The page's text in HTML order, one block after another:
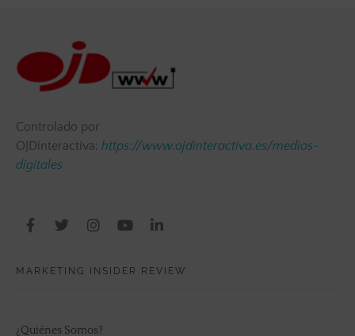
Controlado por
OJDinteractiva: https://www.ojdinteractiva.es/medios-
digitales
MARKETING INSIDER REVIEW
¿Quiénes Somos?